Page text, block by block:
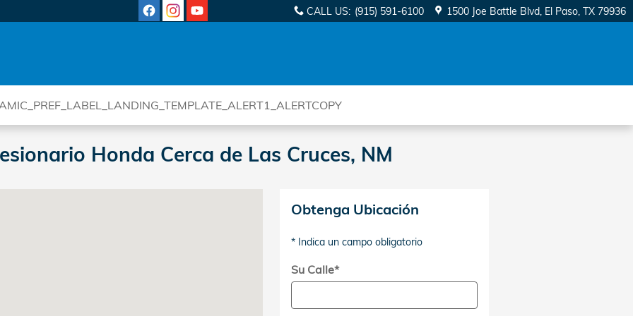
CALL US: (915) 591-6100 1500 Joe Battle Blvd El Paso, TX 79936
Honda Cerca de Las Cruces, NM
Obtenga Ubicación
* Indica un campo obligatorio
Su Calle*